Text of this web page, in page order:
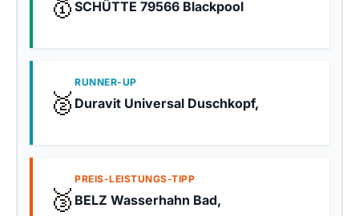
SCHÜTTE 79566 Blackpool
🥈
RUNNER-UP
Duravit Universal Duschkopf,
🥉
PREIS-LEISTUNGS-TIPP
BELZ Wasserhahn Bad,